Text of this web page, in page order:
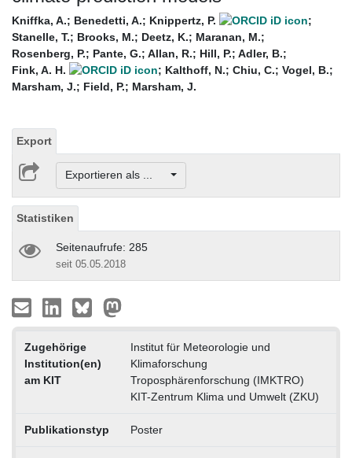
Kniffka, A.; Benedetti, A.; Knippertz, P.
;
Stanelle, T.; Brooks, M.; Deetz, K.; Maranan, M.;
Rosenberg, P.; Pante, G.; Allan, R.; Hill, P.; Adler, B.;
Fink, A. H.
; Kalthoff, N.; Chiu, C.; Vogel, B.;
Marsham, J.; Field, P.; Marsham, J.
Export
Exportieren als ...
Statistiken
Seitenaufrufe: 285
seit 05.05.2018
Zugehörige
Institution(en)
am KIT
Institut für Meteorologie und
Klimaforschung
Troposphärenforschung (IMKTRO)
KIT-Zentrum Klima und Umwelt (ZKU)
Publikationstyp Poster